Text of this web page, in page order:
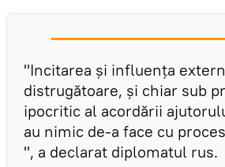
"Incitarea și influența
distrugătoare, și chiar sub
ipocritic al acordării
au nimic de-a face cu
", a declarat diplomatul rus.